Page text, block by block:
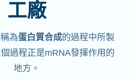
工廠
為蛋白質合成的過程中所製
過程正是mRNA發揮作用的
地方。